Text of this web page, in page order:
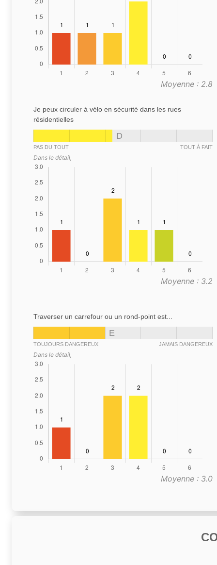
Moyenne : 2.8
Je peux circuler à vélo en sécurité dans les rues
résidentielles
D
PAS DU TOUT TOUT À FAIT
Dans le détail,
Moyenne : 3.2
Traverser un carrefour ou un rond-point est...
E
TOUJOURS DANGEREUX JAMAIS DANGEREUX
Dans le détail,
Moyenne : 3.0